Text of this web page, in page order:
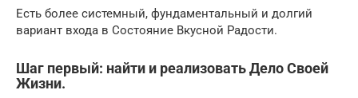
Есть более системный, фундаментальный и долгий
вариант входа в Состояние Вкусной Радости.
Шаг первый: найти и реализовать Дело Своей
Жизни.